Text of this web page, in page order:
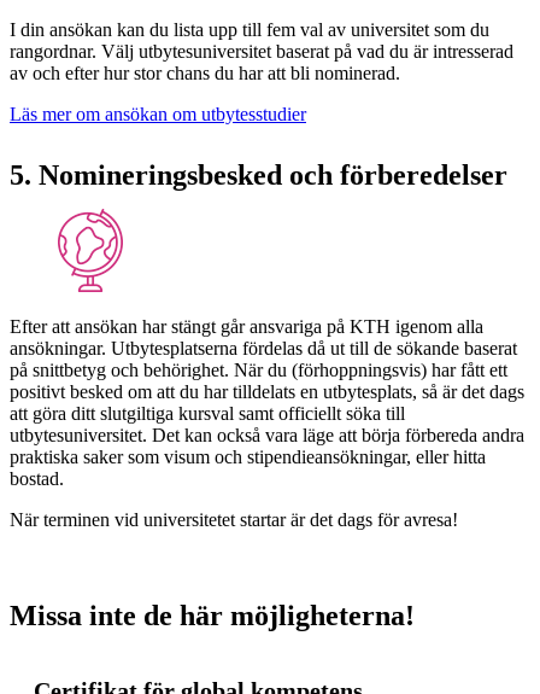
I din ansökan kan du lista upp till fem val av universitet som du
rangordnar. Välj utbytesuniversitet baserat på vad du är intresserad
av och efter hur stor chans du har att bli nominerad.
Läs mer om ansökan om utbytesstudier
5. Nomineringsbesked och förberedelser
Efter att ansökan har stängt går ansvariga på KTH igenom alla
ansökningar. Utbytesplatserna fördelas då ut till de sökande baserat
på snittbetyg och behörighet. När du (förhoppningsvis) har fått ett
positivt besked om att du har tilldelats en utbytesplats, så är det dags
att göra ditt slutgiltiga kursval samt officiellt söka till
utbytesuniversitet. Det kan också vara läge att börja förbereda andra
praktiska saker som visum och stipendieansökningar, eller hitta
bostad.
När terminen vid universitetet startar är det dags för avresa!
Missa inte de här möjligheterna!